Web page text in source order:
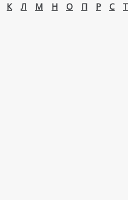
К Л М Н О П Р С Т